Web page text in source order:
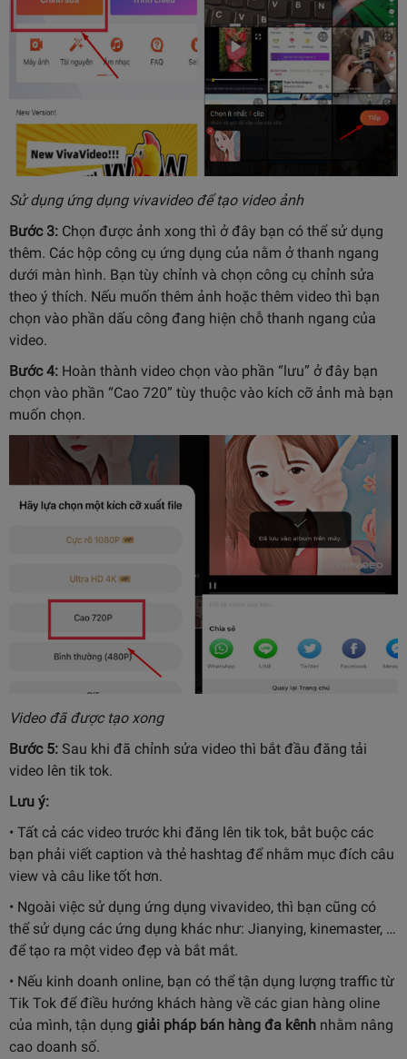
Sử dụng ứng dụng vivavideo để tạo video ảnh
Bước 3: Chọn được ảnh xong thì ở đây bạn có thể sử dụng
thêm. Các hộp công cụ ứng dụng của nằm ở thanh ngang
dưới màn hình. Bạn tùy chỉnh và chọn công cụ chỉnh sửa
theo ý thích. Nếu muốn thêm ảnh hoặc thêm video thì bạn
chọn vào phần dấu công đang hiện chỗ thanh ngang của
video.
Bước 4: Hoàn thành video chọn vào phần “lưu” ở đây bạn
chọn vào phần “Cao 720” tùy thuộc vào kích cỡ ảnh mà bạn
muốn chọn.
Video đã được tạo xong
Bước 5: Sau khi đã chỉnh sửa video thì bắt đầu đăng tải
video lên tik tok.
Lưu ý:
• Tất cả các video trước khi đăng lên tik tok, bắt buộc các
bạn phải viết caption và thẻ hashtag để nhằm mục đích câu
view và câu like tốt hơn.
• Ngoài việc sử dụng ứng dụng vivavideo, thì bạn cũng có
thể sử dụng các ứng dụng khác như: Jianying, kinemaster, …
để tạo ra một video đẹp và bắt mắt.
• Nếu kinh doanh online, bạn có thể tận dụng lượng traffic từ
Tik Tok để điều hướng khách hàng về các gian hàng oline
của mình, tận dụng giải pháp bán hàng đa kênh nhằm nâng
cao doanh số.